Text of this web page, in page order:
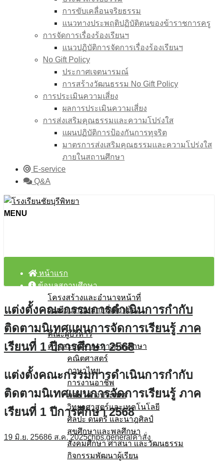
การขับเคลื่อนจริยธรรม
แนวทางประพฤติปฏิบัติตนของข้าราชการครู
การจัดการเรื่องร้องเรียนฯ
แนวปฏิบัติการจัดการเรื่องร้องเรียนฯ
No Gift Policy
ประกาศเจตนารมณ์
การสร้างวัฒนธรรม No Gift Policy
การประเมินความเสี่ยง
ผลการประเมินความเสี่ยง
การส่งเสริมคุณธรรมและความโปร่งใส
แผนปฏิบัติการป้องกันการทุจริต
มาตรการส่งเสริมคุณธรรมเเละความโปร่งใส
ภายในสถานศึกษา
E-service
Q&A
MENU
หน้าแรก
ข้อมูลสถานศึกษา
โครงสร้างและอำนาจหน้าที่
ระเบียบ/กฎหมายที่เกี่ยวข้อง
บุคลากร
คณะผู้บริหาร
ครูและบุคลากรทางการศึกษา
คณิตศาสตร์
ภาษาไทย
การงานอาชีพ
ภาษาต่างประเทศ
วิทยาศาสตร์และเทคโนโลยี
ศิลปะ ดนตรี และนาฎศิลป์
สุขศึกษาและพลศึกษา
สังคมศึกษา ศาสนา และวัฒนธรรม
กิจกรรมพัฒนาผู้เรียน
แต่งตั้งคณะกรรมการดำเนินการกำกับ
ติดตามนิเทศแผนการจัดการเรียนรู้ ภาค
เรียนที่ 1 ปีการศึกษา 2568
แต่งตั้งคณะกรรมการดำเนินการกำกับ
ติดตามนิเทศแผนการจัดการเรียนรู้ ภาค
เรียนที่ 1 ปีการศึกษา 2568
19 มิ.ย. 25686 ส.ค. 2025chps.generalคำสั่ง